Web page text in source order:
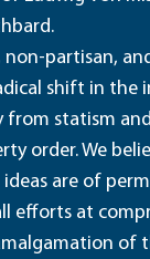
partisan,
shift in the
from statism
order. We
are of
efforts at
of